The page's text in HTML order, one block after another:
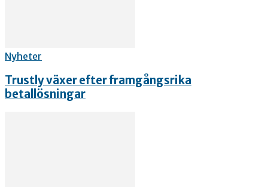
Nyheter
Trustly växer efter framgångsrika
betallösningar